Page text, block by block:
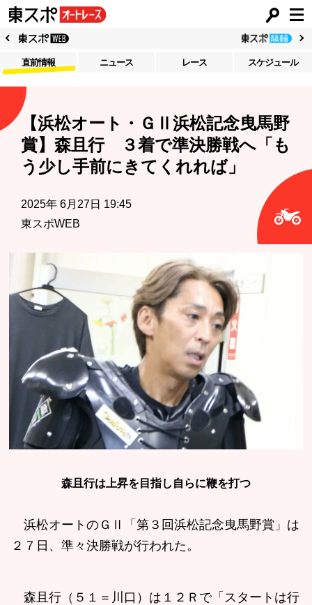
直前情報 ニュース レース スケジュール
【浜松オート・ＧⅡ浜松記念曳馬野
賞】森且行 ３着で準決勝戦へ「も
う少し手前にきてくれれば」
2025年 6月27日 19:45
東スポWEB
森且行は上昇を目指し自らに鞭を打つ
浜松オートのＧⅡ「第３回浜松記念曳馬野賞」は
２７日、準々決勝戦が行われた。
森且行（５１＝川口）は１２Ｒで「スタートは行